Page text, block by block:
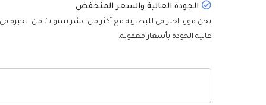
الجودة العالية والسعر المنخفض
نحن مورد احترافي للبطارية مع أكثر من عشر سنوات من الخبرة
عالية الجودة بأسعار معقولة.